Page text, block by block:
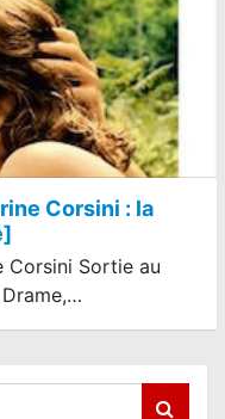
Corsini : la
Corsini Sortie au